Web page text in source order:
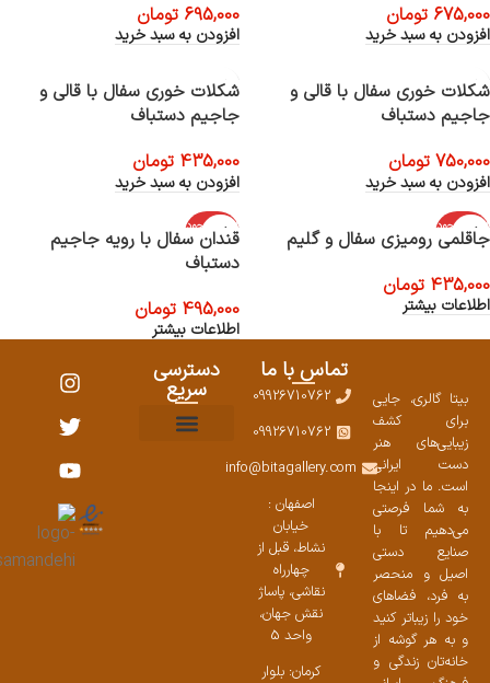
675,000 تومان
افزودن به سبد خرید
695,000 تومان
افزودن به سبد خرید
شکلات خوری سفال با قالی و
جاجیم دستباف
750,000 تومان
افزودن به سبد خرید
شکلات خوری سفال با قالی و
جاجیم دستباف
435,000 تومان
افزودن به سبد خرید
اتمام موجود
ی
جاقلمی رومیزی سفال و گلیم
435,000 تومان
اطلاعات بیشتر
اتمام موجود
ی
قندان سفال با رویه جاجیم
دستباف
495,000 تومان
اطلاعات بیشتر
بیتا گالری، جایی
برای کشف
زیبایی‌های هنر
دست ایرانی
است. ما در اینجا
به شما فرصتی
می‌دهیم تا با
صنایع دستی
اصیل و منحصر
به فرد، فضاهای
خود را زیباتر کنید
و به هر گوشه از
خانه‌تان زندگی و
تماس با ما
09926710762
09926710762
info@bitagallery.com
اصفهان :
خیابان
نشاط، قبل از
چهارراه
نقاشی، پاساژ
نقش جهان،
واحد 5
کرمان: بلوار
دسترسی
سریع